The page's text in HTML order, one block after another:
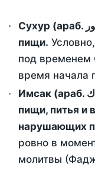
Сухур (араб. سحور) - это утренний прием
пищи.
под временем
время начала
Имсак (араб. إمساك) - воздержание от приема
пищи, питья и
нарушающих
ровно в
молитвы